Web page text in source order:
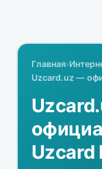
Главная›
Uzcard.uz —
Uzcard